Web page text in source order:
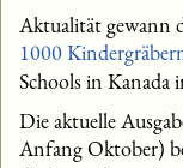
Aktualität gewann
1000
Schools in Kanada
Die aktuelle
Anfang Oktober)